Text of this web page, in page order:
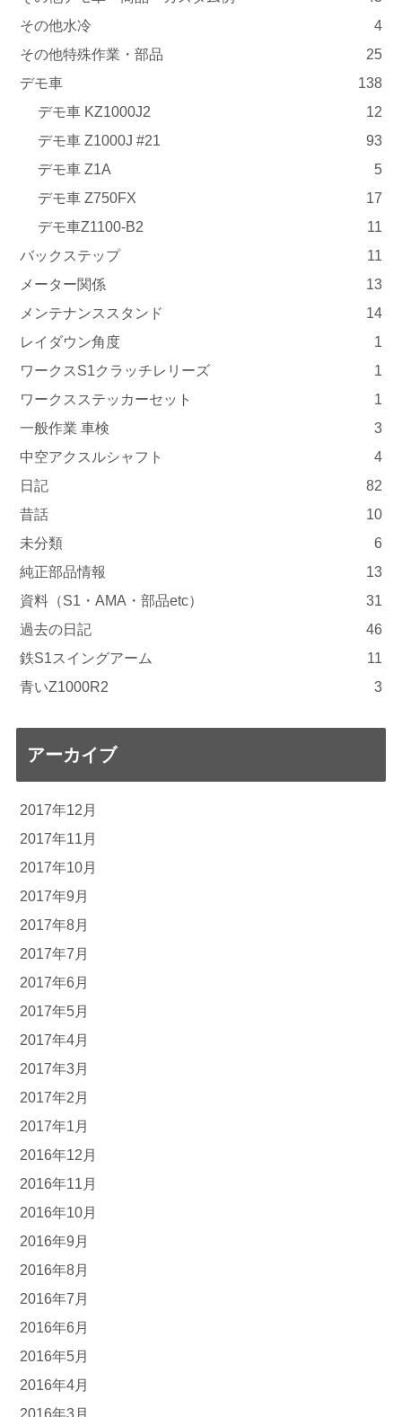
その他水冷
4
その他特殊作業・部品
25
デモ車
138
デモ車 KZ1000J2
12
デモ車 Z1000J #21
93
デモ車 Z1A
5
デモ車 Z750FX
17
デモ車Z1100-B2
11
バックステップ
11
メーター関係
13
メンテナンススタンド
14
レイダウン角度
1
ワークスS1クラッチレリーズ
1
ワークスステッカーセット
1
一般作業 車検
3
中空アクスルシャフト
4
日記
82
昔話
10
未分類
6
純正部品情報
13
資料（S1・AMA・部品etc）
31
過去の日記
46
鉄S1スイングアーム
11
青いZ1000R2
3
アーカイブ
2017年12月
2017年11月
2017年10月
2017年9月
2017年8月
2017年7月
2017年6月
2017年5月
2017年4月
2017年3月
2017年2月
2017年1月
2016年12月
2016年11月
2016年10月
2016年9月
2016年8月
2016年7月
2016年6月
2016年5月
2016年4月
2016年3月